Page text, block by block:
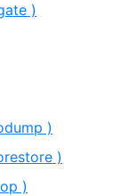
)
)
)
)